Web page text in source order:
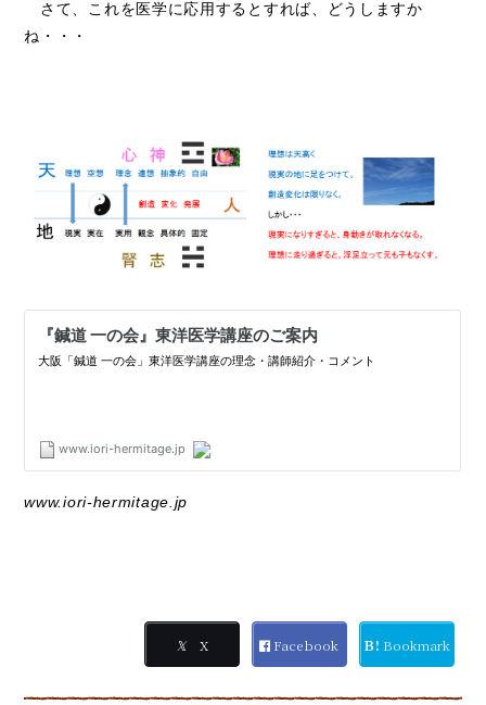
さて、これを医学に応用するとすれば、どうしますか
ね・・・
www.iori-hermitage.jp
𝕏 X Facebook Ｂ! Bookmark